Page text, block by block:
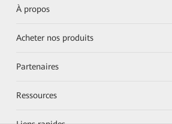
À propos
Acheter nos produits
Partenaires
Ressources